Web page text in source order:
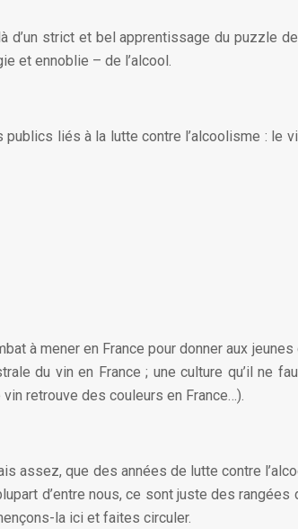
strict et bel apprentissage du puzzle
et ennoblie – de l’alcool.
liés à la lutte contre l’alcoolisme : le
à mener en France pour donner aux
du vin en France ; une culture qu’il ne
retrouve des couleurs en France…).
assez, que des années de lutte contre
d’entre nous, ce sont juste des
la ici et faites circuler.